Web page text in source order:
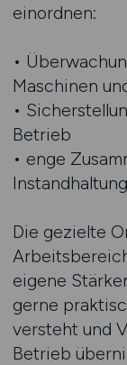
einordnen:
•
Maschinen
•
Betrieb
• enge
Die gezielte
eigene
gerne
versteht und
Betrieb